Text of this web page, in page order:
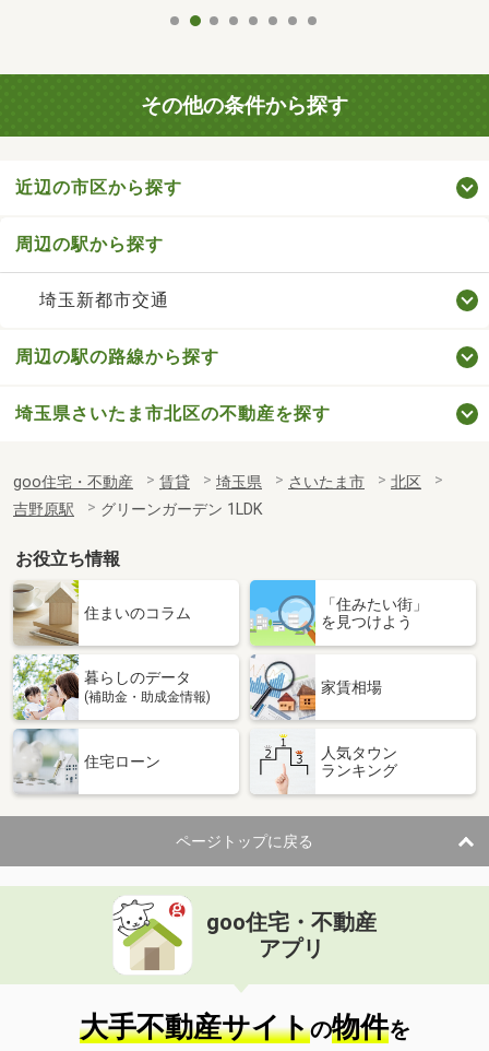
その他の条件から探す
近辺の市区から探す
周辺の駅から探す
埼玉新都市交通
周辺の駅の路線から探す
埼玉県さいたま市北区の不動産を探す
goo住宅・不動産 賃貸 埼玉県 さいたま市
北区
吉野原駅
グリーンガーデン 1LDK
お役立ち情報
住まいのコラム
「住みたい街」
を見つけよう
暮らしのデータ
(補助金・助成金情報)
家賃相場
住宅ローン
人気タウン
ランキング
ページトップに戻る
goo住宅・不動産
アプリ
大手不動産サイトの物件を